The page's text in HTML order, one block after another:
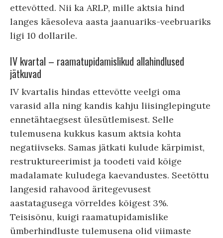
ettevõtted. Nii ka ARLP, mille aktsia hind
langes käesoleva aasta jaanuariks-veebruariks
ligi 10 dollarile.
IV kvartal – raamatupidamislikud allahindlused
jätkuvad
IV kvartalis hindas ettevõtte veelgi oma
varasid alla ning kandis kahju liisinglepingute
ennetähtaegsest ülesütlemisest. Selle
tulemusena kukkus kasum aktsia kohta
negatiivseks. Samas jätkati kulude kärpimist,
restruktureerimist ja toodeti vaid kõige
madalamate kuludega kaevandustes. Seetõttu
langesid rahavood äritegevusest
aastatagusega võrreldes kõigest 3%.
Teisisõnu, kuigi raamatupidamislike
ümberhindluste tulemusena olid viimaste